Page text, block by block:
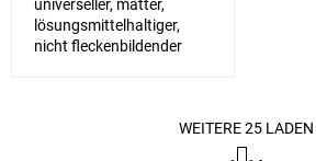
universeller, matter,
lösungsmittelhaltiger,
nicht fleckenbildender
WEITERE 25 LADEN
P